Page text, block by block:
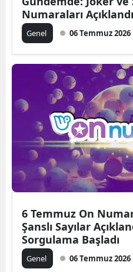
Numaraları Açıklandı
Genel 06 Temmuz 2026
6 Temmuz On
Şanslı Sayılar
Sorgulama Başladı
Genel 06 Temmuz 2026